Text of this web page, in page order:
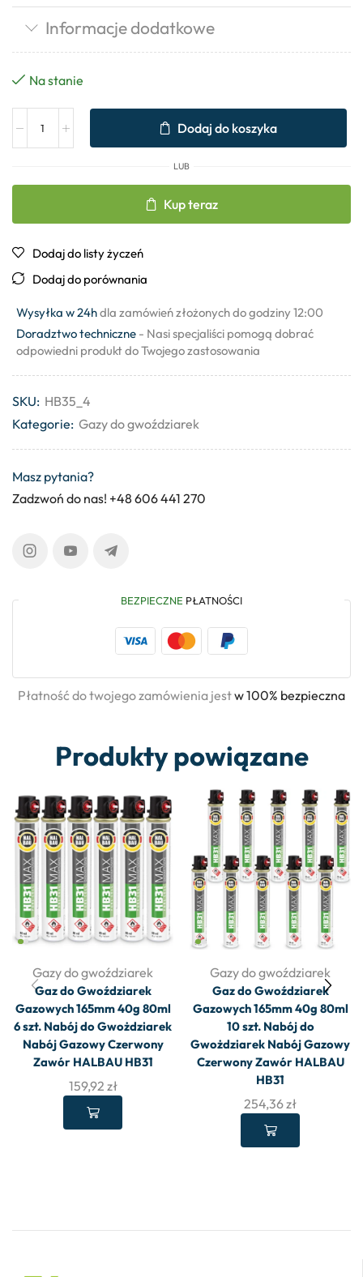
Informacje dodatkowe
Na stanie
Dodaj do koszyka
LUB
Kup teraz
Dodaj do listy życzeń
Dodaj do porównania
Wysyłka w 24hdla zamówień złożonych do godziny 12:00
Doradztwo techniczne - Nasi specjaliści pomogą dobrać
odpowiedni produkt do Twojego zastosowania
SKU: HB35_4
Kategorie: Gazy do gwoździarek
Masz pytania?
Zadzwoń do nas! +48 606 441 270
BEZPIECZNE PŁATNOŚCI
Płatność do twojego zamówienia jestw 100% bezpieczna
Produkty powiązane
Gazy do gwoździarek
Gaz do Gwoździarek
Gazowych 165mm 40g 80ml
6 szt. Nabój do Gwożdziarek
Nabój Gazowy Czerwony
Zawór HALBAU HB31
159,92 zł
Gazy do gwoździarek
Gaz do Gwoździarek
Gazowych 165mm 40g 80ml
10 szt. Nabój do
Gwożdziarek Nabój Gazowy
Czerwony Zawór HALBAU
HB31
254,36zł